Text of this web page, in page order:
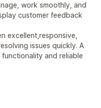
work smoothly, and
customer feedback
excellent,responsive,
issues quickly. A
and reliable